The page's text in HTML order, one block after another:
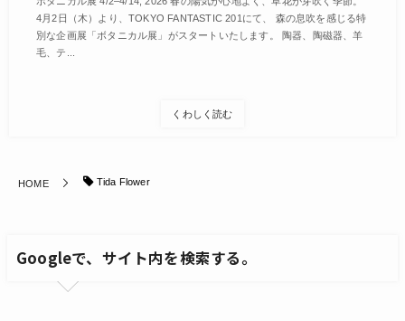
4月2日（木）より、TOKYO FANTASTIC 201にて、 森の息吹を感じる特
別な企画展「ボタニカル展」がスタートいたします。 陶器、陶磁器、羊
毛、テ...
くわしく読む
HOME Tida Flower
Googleで、サイト内を検索する。